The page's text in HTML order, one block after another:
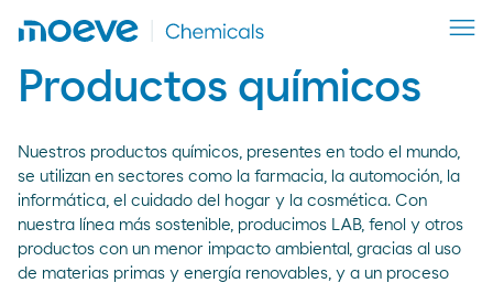
Productos químicos
Nuestros productos químicos, presentes en todo el mundo,
se utilizan en sectores como la farmacia, la automoción, la
informática, el cuidado del hogar y la cosmética. Con
nuestra línea más sostenible, producimos LAB, fenol y otros
productos con un menor impacto ambiental, gracias al uso
de materias primas y energía renovables, y a un proceso